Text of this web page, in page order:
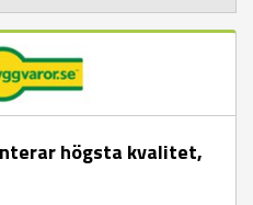
högsta kvalitet,